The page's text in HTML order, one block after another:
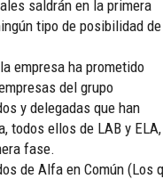
saldrán en la primera
tipo de posibilidad de
empresa ha prometido
del grupo
y delegadas que han
todos ellos de LAB y ELA,
fase.
de Alfa en Común (Los